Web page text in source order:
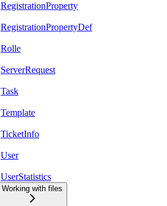
RegistrationProperty
RegistrationPropertyDef
Rolle
ServerRequest
Task
Template
TicketInfo
User
UserStatistics
Working with files